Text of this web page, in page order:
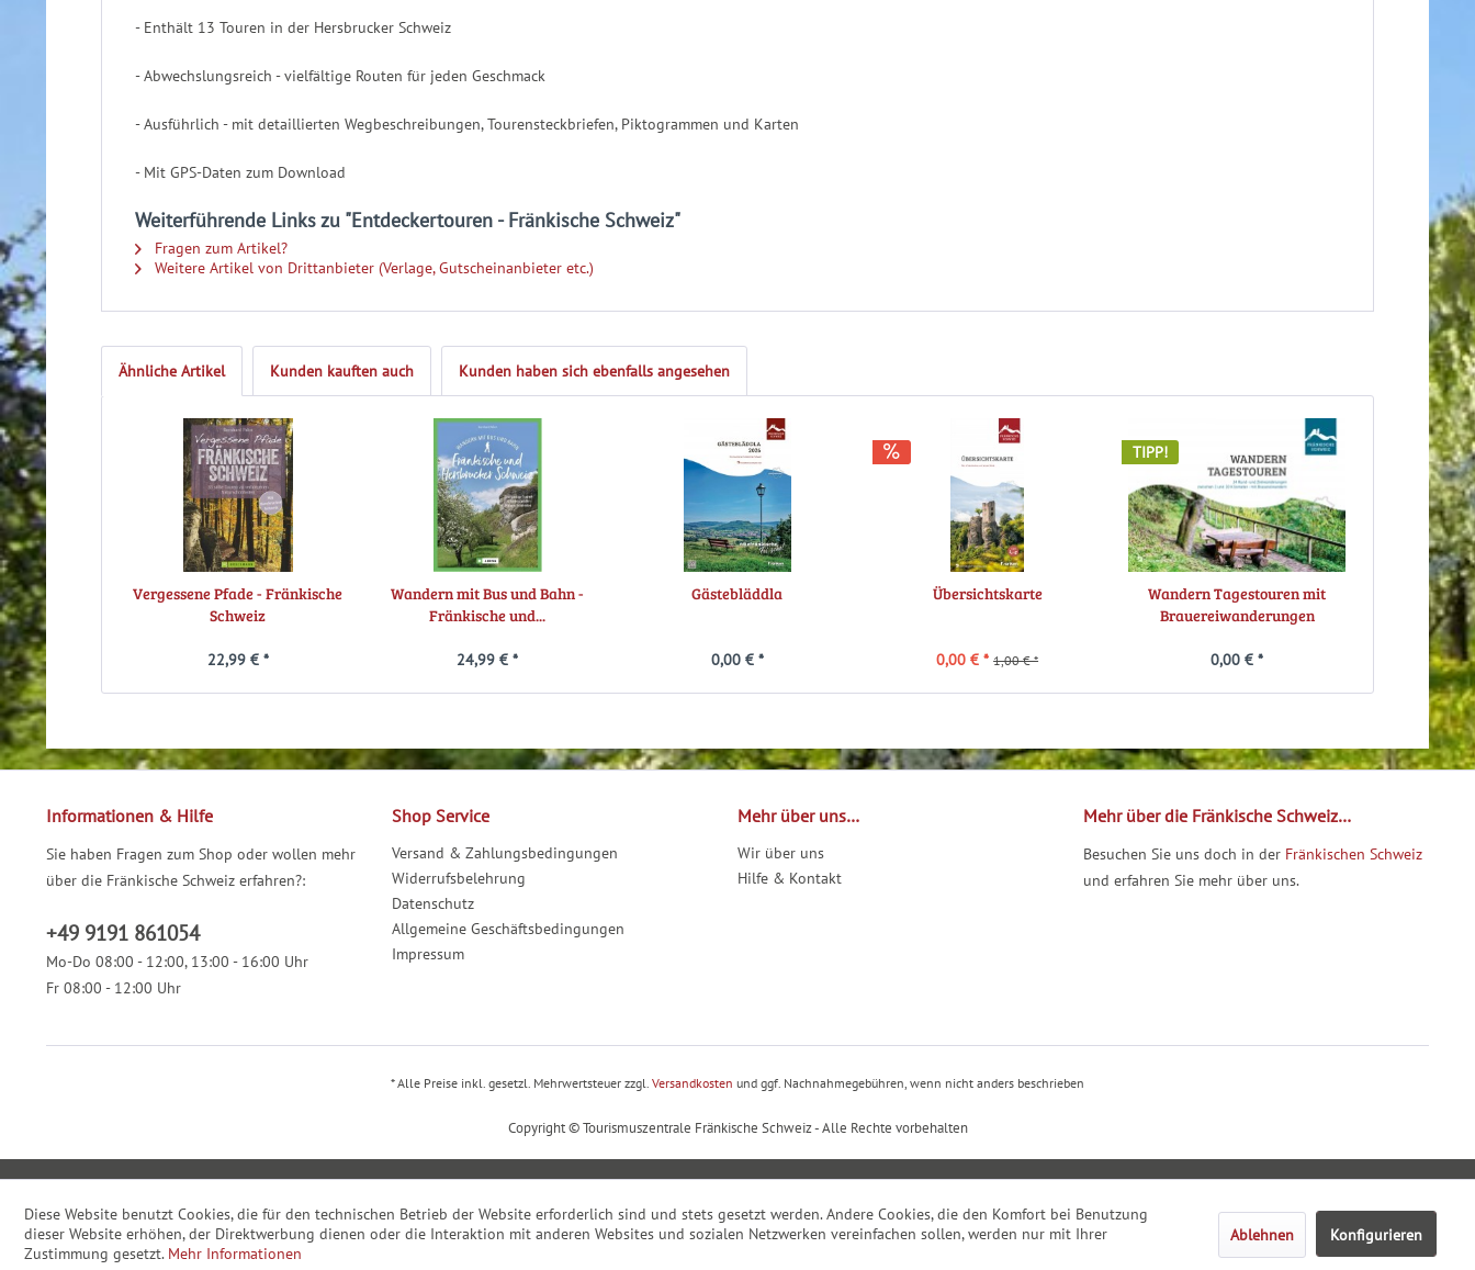
- Enthält 13 Touren in der Hersbrucker Schweiz
- Abwechslungsreich - vielfältige Routen für jeden Geschmack
- Ausführlich - mit detaillierten Wegbeschreibungen, Tourensteckbriefen, Piktogrammen und Karten
- Mit GPS-Daten zum Download
Weiterführende Links zu "Entdeckertouren - Fränkische Schweiz"
Fragen zum Artikel?
Weitere Artikel von Drittanbieter (Verlage, Gutscheinanbieter etc.)
Ähnliche Artikel Kunden kauften auch Kunden haben sich ebenfalls angesehen
Vergessene Pfade - Fränkische
Schweiz
22,99 € *
Wandern mit Bus und Bahn -
Fränkische und...
24,99 € *
Gästebläddla
0,00 € *
Übersichtskarte
0,00 € * 1,00 € *
TIPP!
Wandern Tagestouren mit
Brauereiwanderungen
0,00 € *
Informationen & Hilfe
Sie haben Fragen zum Shop oder wollen mehr
über die Fränkische Schweiz erfahren?:
+49 9191 861054
Mo-Do 08:00 - 12:00, 13:00 - 16:00 Uhr
Fr 08:00 - 12:00 Uhr
Shop Service
Versand & Zahlungsbedingungen
Widerrufsbelehrung
Datenschutz
Allgemeine Geschäftsbedingungen
Impressum
Mehr über uns…
Wir über uns
Hilfe & Kontakt
Mehr über die Fränkische Schweiz…
Besuchen Sie uns doch in der Fränkischen Schweiz
und erfahren Sie mehr über uns.
* Alle Preise inkl. gesetzl. Mehrwertsteuer zzgl. Versandkosten und ggf. Nachnahmegebühren, wenn nicht anders beschrieben
Copyright © Tourismuszentrale Fränkische Schweiz - Alle Rechte vorbehalten
Diese Website benutzt Cookies, die für den technischen Betrieb der Website erforderlich sind und stets gesetzt werden. Andere Cookies, die den Komfort bei Benutzung
dieser Website erhöhen, der Direktwerbung dienen oder die Interaktion mit anderen Websites und sozialen Netzwerken vereinfachen sollen, werden nur mit Ihrer
Zustimmung gesetzt. Mehr Informationen
Ablehnen Konfigurieren